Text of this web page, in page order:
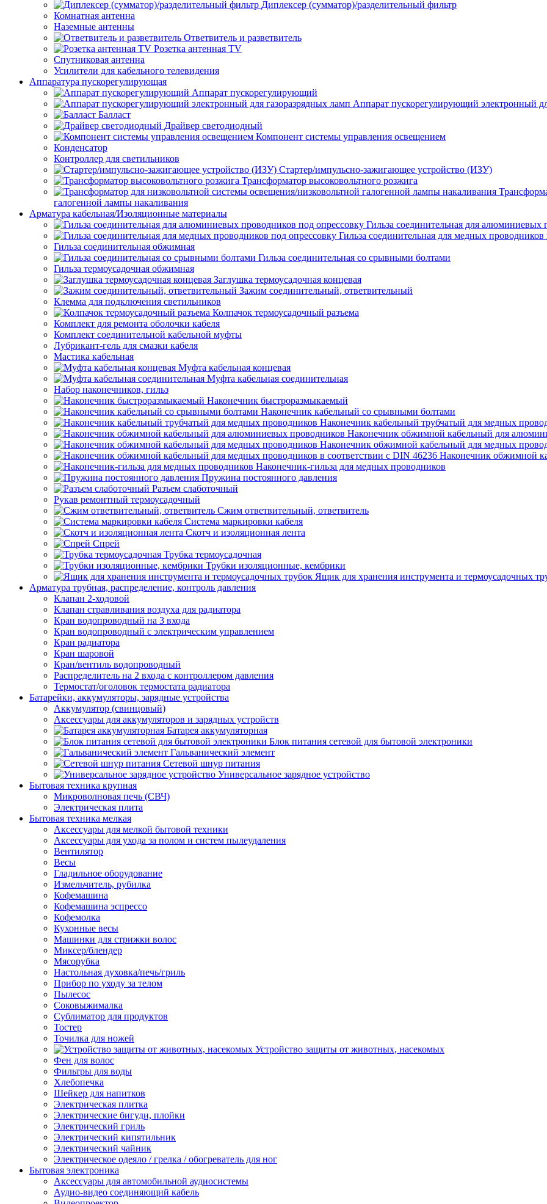
Диплексер (сумматор)/разделительный фильтр
Комнатная антенна
Наземные антенны
Ответвитель и разветвитель
Розетка антенная TV
Спутниковая антенна
Усилители для кабельного телевидения
Аппаратура пускорегулирующая
Аппарат пускорегулирующий
Аппарат пускорегулирующий электронный
Балласт
Драйвер светодиодный
Компонент системы управления освещением
Конденсатор
Контроллер для светильников
Стартер/импульсно-зажигающее устройство (ИЗУ)
Трансформатор высоковольтного розжига
галогенной лампы накаливания
Арматура кабельная/Изоляционные материалы
Гильза соединительная для алюминиевых
Гильза соединительная для медных проводников
Гильза соединительная обжимная
Гильза соединительная со срывными болтами
Гильза термоусадочная обжимная
Заглушка термоусадочная концевая
Зажим соединительный, ответвительный
Клемма для подключения светильников
Колпачок термоусадочный разъема
Комплект для ремонта оболочки кабеля
Комплект соединительной кабельной муфты
Лубрикант-гель для смазки кабеля
Мастика кабельная
Муфта кабельная концевая
Муфта кабельная соединительная
Набор наконечников, гильз
Наконечник быстроразмыкаемый
Наконечник кабельный со срывными болтами
Наконечник кабельный трубчатый для медных
Наконечник обжимной кабельный для
Наконечник обжимной кабельный для медных
Наконечник обжимной
Наконечник-гильза для медных проводников
Пружина постоянного давления
Разъем слаботочный
Рукав ремонтный термоусадочный
Сжим ответвительный, ответвитель
Система маркировки кабеля
Скотч и изоляционная лента
Спрей
Трубка термоусадочная
Трубки изоляционные, кембрики
Ящик для хранения инструмента и термоусадочных
Арматура трубная, распределение, контроль давления
Клапан 2-ходовой
Клапан стравливания воздуха для радиатора
Кран водопроводный на 3 входа
Кран водопроводный с электрическим управлением
Кран радиатора
Кран шаровой
Кран/вентиль водопроводный
Распределитель на 2 входа с контроллером давления
Термостат/оголовок термостата радиатора
Батарейки, аккумуляторы, зарядные устройства
Аккумулятор (свинцовый)
Аксессуары для аккумуляторов и зарядных устройств
Батарея аккумуляторная
Блок питания сетевой для бытовой электроники
Гальванический элемент
Сетевой шнур питания
Универсальное зарядное устройство
Бытовая техника крупная
Микроволновая печь (СВЧ)
Электрическая плита
Бытовая техника мелкая
Аксессуары для мелкой бытовой техники
Аксессуары для ухода за полом и систем пылеудаления
Вентилятор
Весы
Гладильное оборудование
Измельчитель, рубилка
Кофемашина
Кофемашина эспрессо
Кофемолка
Кухонные весы
Машинки для стрижки волос
Миксер/блендер
Мясорубка
Настольная духовка/печь/гриль
Прибор по уходу за телом
Пылесос
Соковыжималка
Сублиматор для продуктов
Тостер
Точилка для ножей
Устройство защиты от животных, насекомых
Фен для волос
Фильтры для воды
Хлебопечка
Шейкер для напитков
Электрическая плитка
Электрические бигуди, плойки
Электрический гриль
Электрический кипятильник
Электрический чайник
Электрическое одеяло / грелка / обогреватель для ног
Бытовая электроника
Аксессуары для автомобильной аудиосистемы
Аудио-видео соединяющий кабель